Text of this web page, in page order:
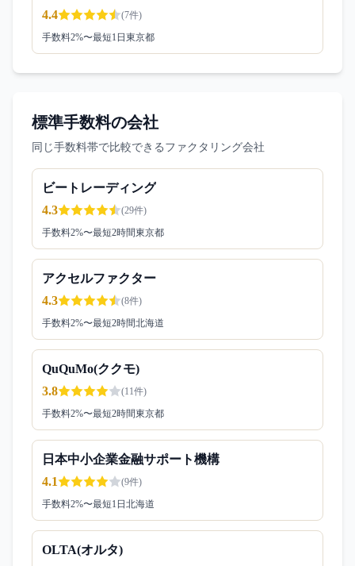
4.4
(7件)
手数料2%〜最短1日 東京都
標準手数料の会社
同じ手数料帯で比較できるファクタリング会社
ビートレーディング
4.3
(29件)
手数料2%〜最短2時間東京都
アクセルファクター
4.3
(8件)
手数料2%〜最短2時間北海道
QuQuMo(ククモ)
3.8
(11件)
手数料2%〜最短2時間東京都
日本中小企業金融サポート機構
4.1
(9件)
手数料2%〜最短1日 北海道
OLTA(オルタ)